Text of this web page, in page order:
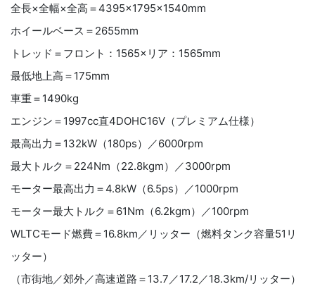
全長×全幅×全高＝4395×1795×1540mm
ホイールベース＝2655mm
トレッド＝フロント：1565×リア：1565mm
最低地上高＝175mm
車重＝1490kg
エンジン＝1997cc直4DOHC16V（プレミアム仕様）
最高出力＝132kW（180ps）／6000rpm
最大トルク＝224Nm（22.8kgm）／3000rpm
モーター最高出力＝4.8kW（6.5ps）／1000rpm
モーター最大トルク＝61Nm（6.2kgm）／100rpm
WLTCモード燃費＝16.8km／リッター（燃料タンク容量51リ
ッター）
（市街地／郊外／高速道路＝13.7／17.2／18.3km/リッター）